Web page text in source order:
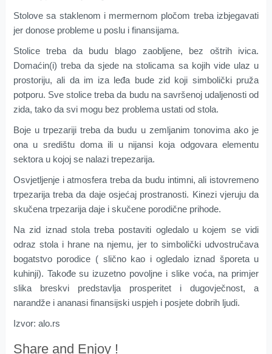
Stolove sa staklenom i mermernom pločom treba izbjegavati
jer donose probleme u poslu i finansijama.
Stolice treba da budu blago zaobljene, bez oštrih ivica.
Domaćin(i) treba da sjede na stolicama sa kojih vide ulaz u
prostoriju, ali da im iza leđa bude zid koji simbolički pruža
potporu. Sve stolice treba da budu na savršenoj udaljenosti od
zida, tako da svi mogu bez problema ustati od stola.
Boje u trpezariji treba da budu u zemljanim tonovima ako je
ona u središtu doma ili u nijansi koja odgovara elementu
sektora u kojoj se nalazi trepezarija.
Osvjetljenje i atmosfera treba da budu intimni, ali istovremeno
trpezarija treba da daje osjećaj prostranosti. Kinezi vjeruju da
skučena trpezarija daje i skučene porodične prihode.
Na zid iznad stola treba postaviti ogledalo u kojem se vidi
odraz stola i hrane na njemu, jer to simbolički udvostručava
bogatstvo porodice ( slično kao i ogledalo iznad šporeta u
kuhinji). Takođe su izuzetno povoljne i slike voća, na primjer
slika breskvi predstavlja prosperitet i dugovječnost, a
narandže i ananasi finansijski uspjeh i posjete dobrih ljudi.
Izvor: alo.rs
Share and Enjoy !